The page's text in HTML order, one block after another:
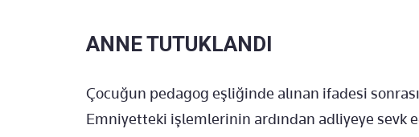
ANNE TUTUKLANDI
Çocuğun pedagog eşliğinde alınan ifadesi
Emniyetteki işlemlerinin ardından adliyeye sevk